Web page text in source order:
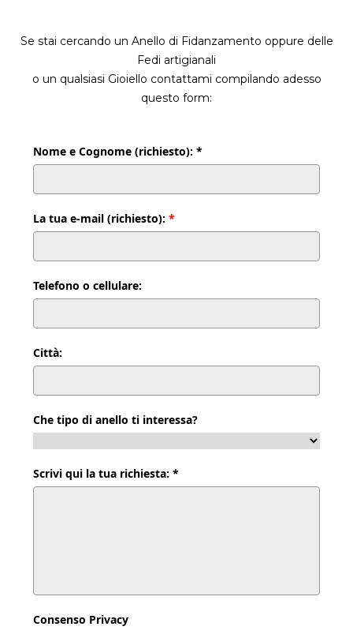
Se stai cercando un Anello di Fidanzamento oppure delle
Fedi artigianali
o un qualsiasi Gioiello contattami compilando adesso
questo form:
Nome e Cognome (richiesto): *
La tua e-mail (richiesto):*
Telefono o cellulare:
Città:
Che tipo di anello ti interessa?
Scrivi qui la tua richiesta: *
Consenso Privacy